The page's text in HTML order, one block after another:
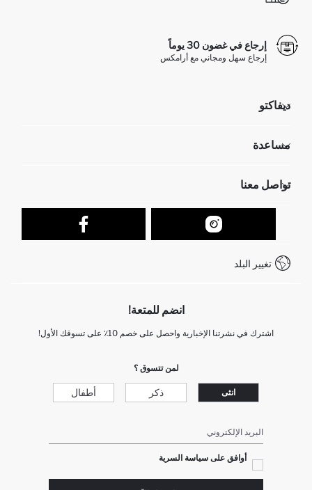
إرجاع في غضون 30 يوماً
إرجاع سهل ومجاني مع أرامكس
ديفاكتو
تعرف علينا
مساعدة
عمليات الارجاع و الاستبدال السهلة
تتبع الشحنة
كيف يمكنك التسوق في ديفاكتو ؟
كيف تدفع في ديفاكتو؟
تواصل معنا
نموذج الاتصال
+212 525 076 633 خدمة العملاءتغيير البلد
انضم للمتعة!
اشترك في نشرتنا الإخبارية واحصل على خصم 10٪ على تسوقك الأول!
لمن تتسوق ؟
انثى ذكر أطفال
البريد الإلكتروني
أوافق على سياسة السرية